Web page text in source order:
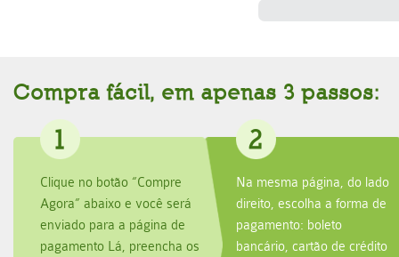
Compra fácil, em apenas 3 passos:
1
Clique no botão “Compre
Agora” abaixo e você será
enviado para a página de
pagamento Lá, preencha os
2
Na mesma página, do lado
direito, escolha a forma de
pagamento: boleto
bancário, cartão de crédito